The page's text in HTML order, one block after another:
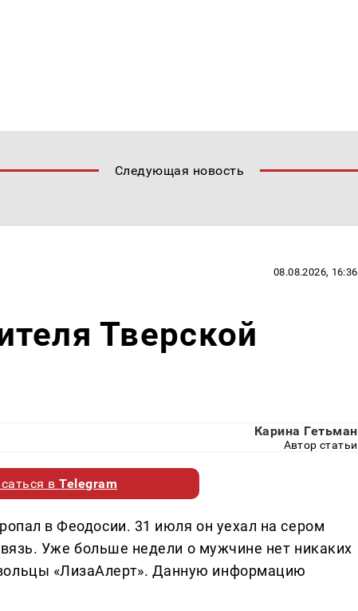
Следующая новость
08.08.2026, 16:36
Тверской
Карина Гетьман
Автор статьи
вTelegram
в Феодосии. 31 июля он уехал на сером
Уже больше недели о мужчине нет никаких
«ЛизаАлерт». Данную информацию